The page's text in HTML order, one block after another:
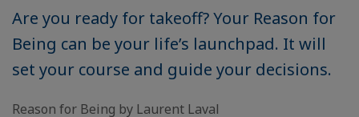
Are you ready for takeoff? Your Reason for
Being can be your life’s launchpad. It will
set your course and guide your decisions.
Reason for Being by Laurent Laval